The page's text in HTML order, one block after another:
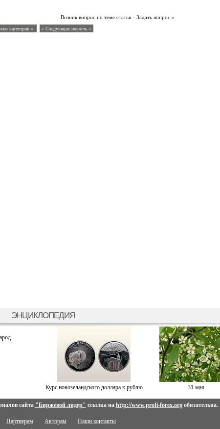
Возник вопрос по теме статьи - Задать вопрос »
категории « » Следующая новость »
ЭНЦИКЛОПЕДИЯ
Курс новозеландского доллара к рублю 31 мая
сайта "Биржевой лидер" ссылка на http://www.profi-forex.orgобязательна.
Партнерам Авторам Наши контакты